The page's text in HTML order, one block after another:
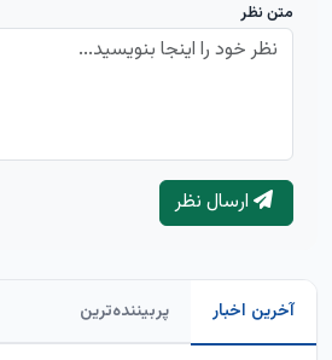
متن نظر
ارسال نظر
آخرین اخبار پربیننده‌ترین